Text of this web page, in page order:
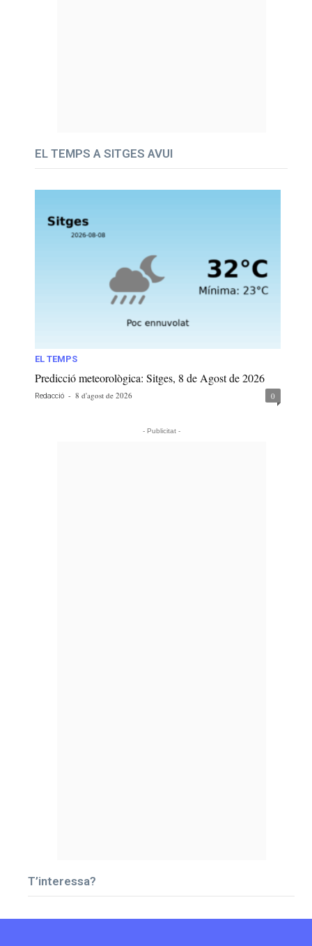
EL TEMPS A SITGES AVUI
EL TEMPS
Predicció meteorològica: Sitges, 8 de Agost de 2026
Redacció - 8 d'agost de 2026 0
- Publicitat -
T’interessa?